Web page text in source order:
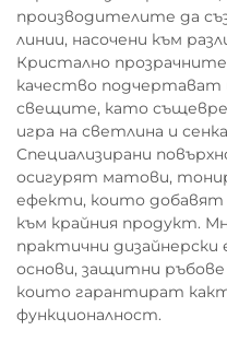
производителите да
линии, насочени към
Кристално
качество
свещите, като
игра на светлина и
Специализирани
осигурят матови,
ефекти, които добавят
към крайния продукт.
практични
основи, защитни
които гарантират
функционалност.